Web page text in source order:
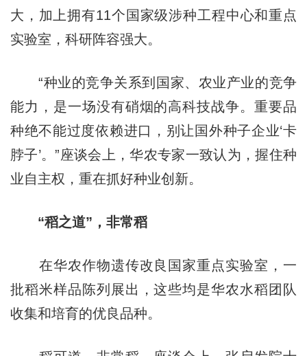
大，加上拥有11个国家级涉种工程中心和重点
实验室，科研阵容强大。
“种业的竞争关系到国家、农业产业的竞争
能力，是一场没有硝烟的高科技战争。重要品
种绝不能过度依赖进口，别让国外种子企业‘卡
脖子’。”座谈会上，华农专家一致认为，握住种
业自主权，重在抓好种业创新。
“稻之道”，非常稻
在华农作物遗传改良国家重点实验室，一
批稻米样品陈列展出，这些均是华农水稻团队
收集和培育的优良品种。